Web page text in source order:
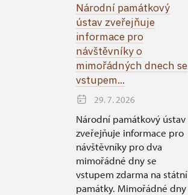
Národní památkový
ústav zveřejňuje
informace pro
návštěvníky o
mimořádných dnech se
vstupem...
29. 7. 2026
Národní památkový ústav
zveřejňuje informace pro
návštěvníky pro dva
mimořádné dny se
vstupem zdarma na státní
památky. Mimořádné dny